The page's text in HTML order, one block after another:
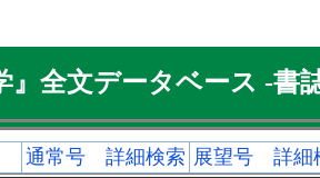
』全文データベース -書
通常号 詳細検索 展望号 詳細